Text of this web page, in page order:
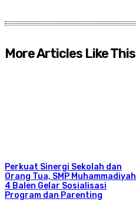
More Articles Like This
Perkuat Sinergi Sekolah dan
Orang Tua, SMP Muhammadiyah
4 Balen Gelar Sosialisasi
Program dan Parenting